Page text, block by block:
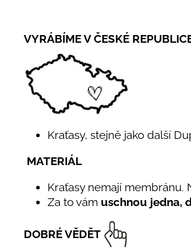
VYRÁBÍME V ČESKÉ
Kraťasy, stejně jako další
MATERIÁL
Kraťasy nemají membránu.
Za to vám uschnou jedna,
DOBRÉ VĚDĚT